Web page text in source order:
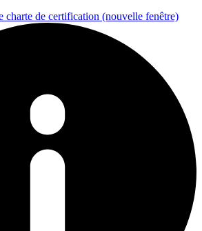
charte de certification (nouvelle fenêtre)